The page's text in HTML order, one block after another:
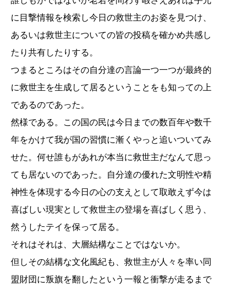
に目撃情報を検索し今日の救世主のお姿を見つけ、
あるいは救世主についての皆の投稿を確かめ共感し
たり共有したりする。
つまるところはその自分達の言論一つ一つが最終的
に救世主を生成して居るということをも知っての上
であるのであった。
然様である。この国の民は今日までの数百年や数千
年をかけて我が国の習慣に漸くやっと追いついてみ
せた。何せ誰もがあれが本当に救世主だなんて思っ
ても居ないのであった。自分達の優れた文明性や精
神性を体現する今日の心の支えとして取敢えず今は
喜ばしい現実として救世主の登場を喜ばしく思う、
然うしたテイを保って居る。
それはそれは、大層結構なことではないか。
但しその結構な文化風紀も、救世主が人々を率い同
盟財団に叛旗を翻したという一報と衝撃が走るまで